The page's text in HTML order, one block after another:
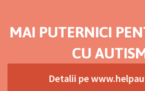
MAI PUTERNICI
CU
Detalii pe